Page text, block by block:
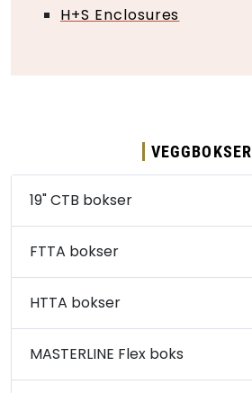
H+S Enclosures
VEGGBOKSER
19" CTB bokser
FTTA bokser
HTTA bokser
MASTERLINE Flex boks